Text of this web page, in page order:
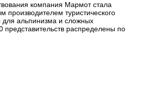
компания Мармот стала
производителем туристического
для альпинизма и сложных
представительств распределены по